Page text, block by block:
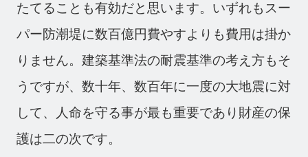
たてることも有効だと思います。いずれもスー
パー防潮堤に数百億円費やすよりも費用は掛か
りません。建築基準法の耐震基準の考え方もそ
うですが、数十年、数百年に一度の大地震に対
して、人命を守る事が最も重要であり財産の保
護は二の次です。